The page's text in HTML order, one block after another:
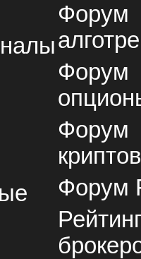
Форум
Форум
Форум
Форум